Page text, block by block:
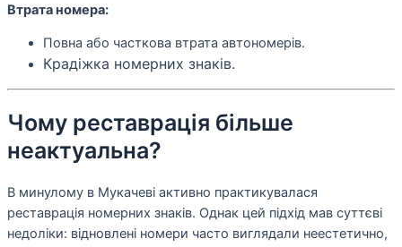
Втрата номера:
Повна або часткова втрата автономерів.
Крадіжка номерних знаків.
Чому реставрація більше
неактуальна?
В минулому в Мукачеві активно практикувалася
реставрація номерних знаків. Однак цей підхід мав суттєві
недоліки: відновлені номери часто виглядали неестетично,